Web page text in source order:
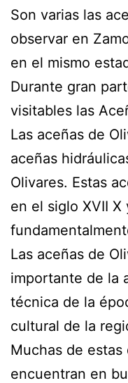
Son varias las
observar en
en el mismo
Durante gran
visitables las
Las aceñas de
aceñas
Olivares. Estas
en el siglo XVII
Las aceñas de
importante de la
técnica de la
cultural de la
Muchas de
encuentran en